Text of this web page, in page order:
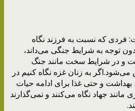
که نسبت به فرزند نگاه
توجه به شرایط جنگی می‌داند،
و در شرایط سخت مانند جنگ
به زنان غزه نگاه کنیم در
بهداشت و حتی غذا برای ادامه حیات
مانند جهاد نگاه می‌کنند و نمی‌گذارند